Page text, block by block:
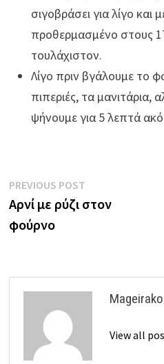
σιγοβράσει για λίγο
προθερμασμένο στους
τουλάχιστον.
Λίγο πριν βγάλουμε το
πιπεριές, τα μανιτάρια,
ψήνουμε για 5 λεπτά
Πλοήγηση
άρθρων
PREVIOUS POST
post:
Αρνί με ρύζι στον
φούρνο
View all